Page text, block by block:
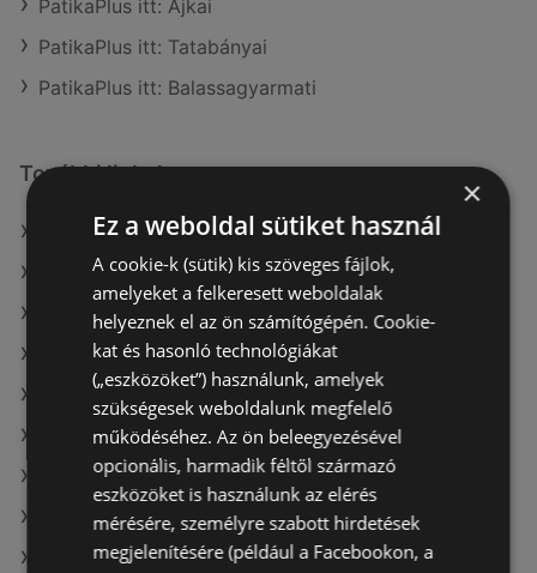
PatikaPlus itt: Ajkai
PatikaPlus itt: Tatabányai
PatikaPlus itt: Balassagyarmati
További linkek
A(z) PatikaPlus ajánlatai
A(z) Vianni ajánlatai
A(z) Gyöngy Patikak ajánlatai
A(z) Oriflame aktuális akciós újságjai
A(z) Benu Gyógyszertárak aktuális akciós újságjai
A(z) Gyöngy Patikak aktuális akciós újságjai
A(z) Avon aktuális akciós újságjai
A(z) Alma Gyógyszertárak aktuális akciós újságjai
A(z) PatikaPlus üzletei itt: Sopron-Fertődi
×
Ez a weboldal sütiket használ
A cookie-k (sütik) kis szöveges fájlok,
amelyeket a felkeresett weboldalak
helyeznek el az ön számítógépén. Cookie-
kat és hasonló technológiákat
(„eszközöket”) használunk, amelyek
szükségesek weboldalunk megfelelő
működéséhez. Az ön beleegyezésével
opcionális, harmadik féltől származó
eszközöket is használunk az elérés
mérésére, személyre szabott hirdetések
megjelenítésére (például a Facebookon, a